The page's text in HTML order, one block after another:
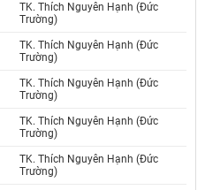
TK. Thích Nguyên Hạnh (Đức
Trường)
TK. Thích Nguyên Hạnh (Đức
Trường)
TK. Thích Nguyên Hạnh (Đức
Trường)
TK. Thích Nguyên Hạnh (Đức
Trường)
TK. Thích Nguyên Hạnh (Đức
Trường)